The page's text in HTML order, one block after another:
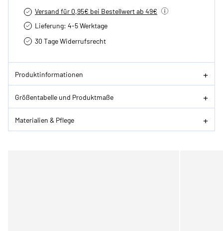
Versand für 0,95€ bei Bestellwert ab 49€
Lieferung: 4-5 Werktage
30 Tage Widerrufsrecht
Produktinformationen
Größentabelle und Produktmaße
Materialien & Pflege